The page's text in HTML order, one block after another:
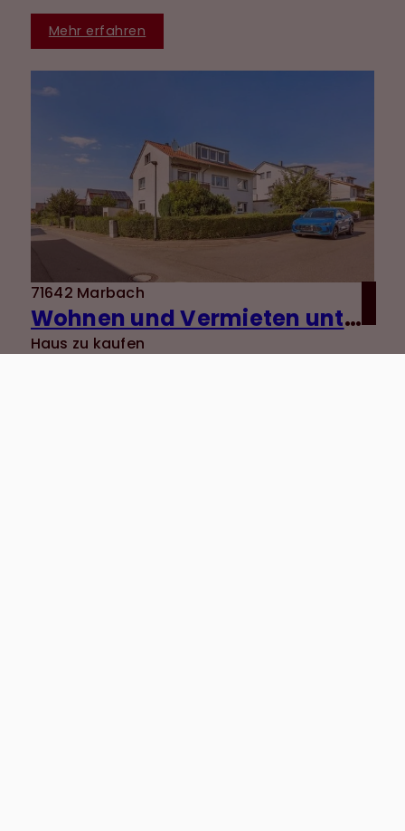
Mehr erfahren
71642 Marbach
Wohnen und Vermieten unter einem Dach - gepflegtes 3-Familienhaus in ruhiger Lage von Marbach
Haus zu kaufen